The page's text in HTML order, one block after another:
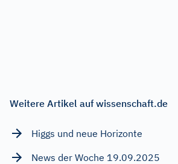
Weitere Artikel auf wissenschaft.de
Higgs und neue Horizonte
News der Woche 19.09.2025